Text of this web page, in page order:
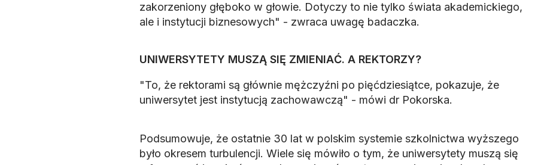
zakorzeniony głęboko w głowie. Dotyczy to nie tylko świata akademickiego,
ale i instytucji biznesowych" - zwraca uwagę badaczka.
UNIWERSYTETY MUSZĄ SIĘ ZMIENIAĆ. A REKTORZY?
"To, że rektorami są głównie mężczyźni po pięćdziesiątce, pokazuje, że
uniwersytet jest instytucją zachowawczą" - mówi dr Pokorska.
Podsumowuje, że ostatnie 30 lat w polskim systemie szkolnictwa wyższego
było okresem turbulencji. Wiele się mówiło o tym, że uniwersytety muszą się